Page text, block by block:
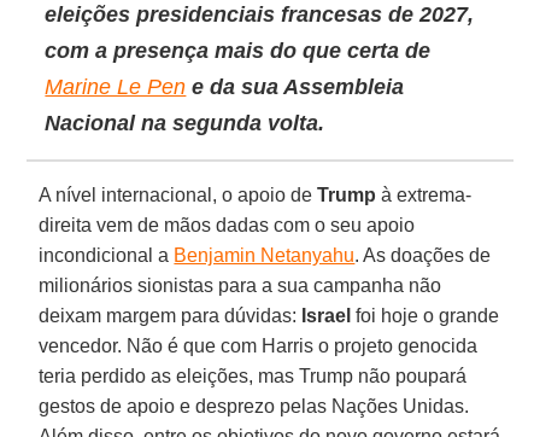
eleições presidenciais francesas de 2027,
com a presença mais do que certa de
Marine Le Pen e da sua Assembleia
Nacional na segunda volta.
A nível internacional, o apoio deTrump à extrema-
direita vem de mãos dadas com o seu apoio
incondicional a Benjamin Netanyahu. As doações de
milionários sionistas para a sua campanha não
deixam margem para dúvidas: Israel foi hoje o grande
vencedor. Não é que com Harris o projeto genocida
teria perdido as eleições, mas Trump não poupará
gestos de apoio e desprezo pelas Nações Unidas.